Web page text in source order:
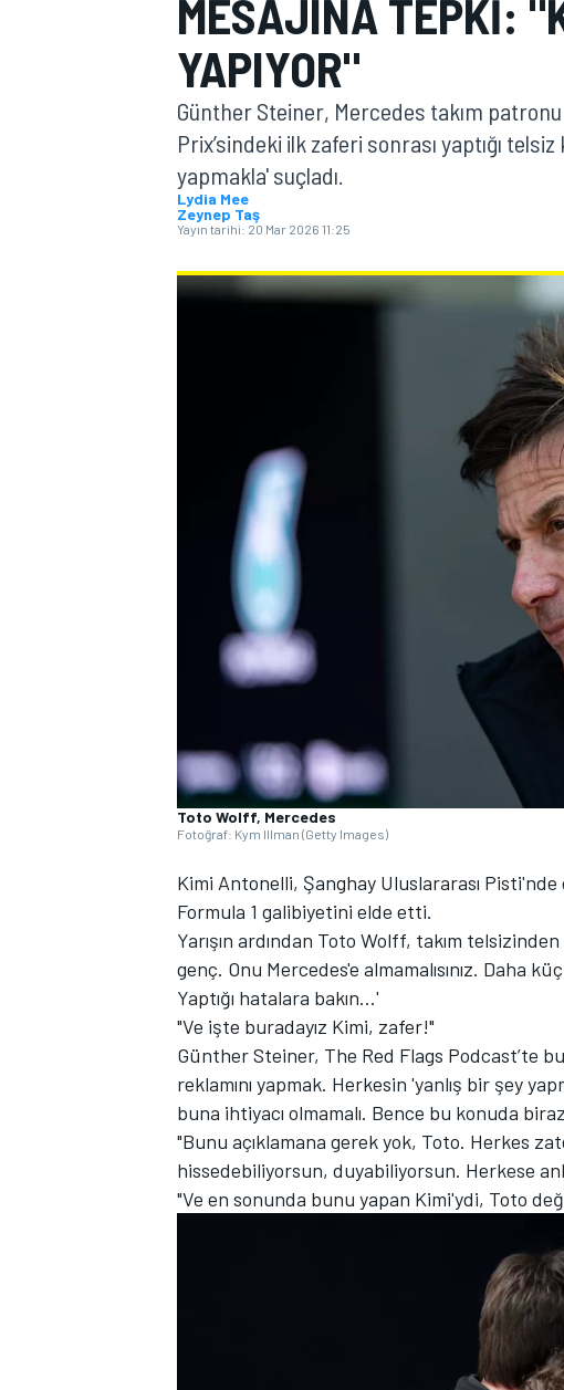
MOTOGP
TÜRK SPORCULAR
MESAJINA TEPKI:
YAPIYOR"
Günther Steiner, Mercedes takım patronu
Prix’sindeki ilk zaferi sonrası yaptığı
yapmakla' suçladı.
Lydia Mee
Zeynep Taş
Yayın tarihi: 20 Mar 2026 11:25
Toto Wolff, Mercedes
Fotoğraf: Kym Illman (Getty Images)
Kimi Antonelli, Şanghay Uluslararası
Formula 1 galibiyetini elde etti.
Yarışın ardından Toto Wolff, takım
genç. Onu Mercedes'e almamalısınız. Daha
Yaptığı hatalara bakın...'
"Ve işte buradayız Kimi, zafer!"
Günther Steiner, The Red Flags Podcast’te
reklamını yapmak. Herkesin 'yanlış bir şey
buna ihtiyacı olmamalı. Bence bu konuda
"Bunu açıklamana gerek yok, Toto. Herkes
hissedebiliyorsun, duyabiliyorsun. Herkese
"Ve en sonunda bunu yapan Kimi'ydi, Toto